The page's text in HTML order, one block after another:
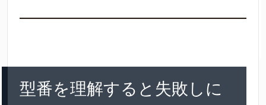
型番を理解すると失敗しに